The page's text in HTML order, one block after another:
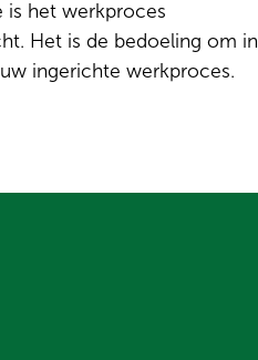
is het werkproces
Het is de bedoeling om in
ingerichte werkproces.